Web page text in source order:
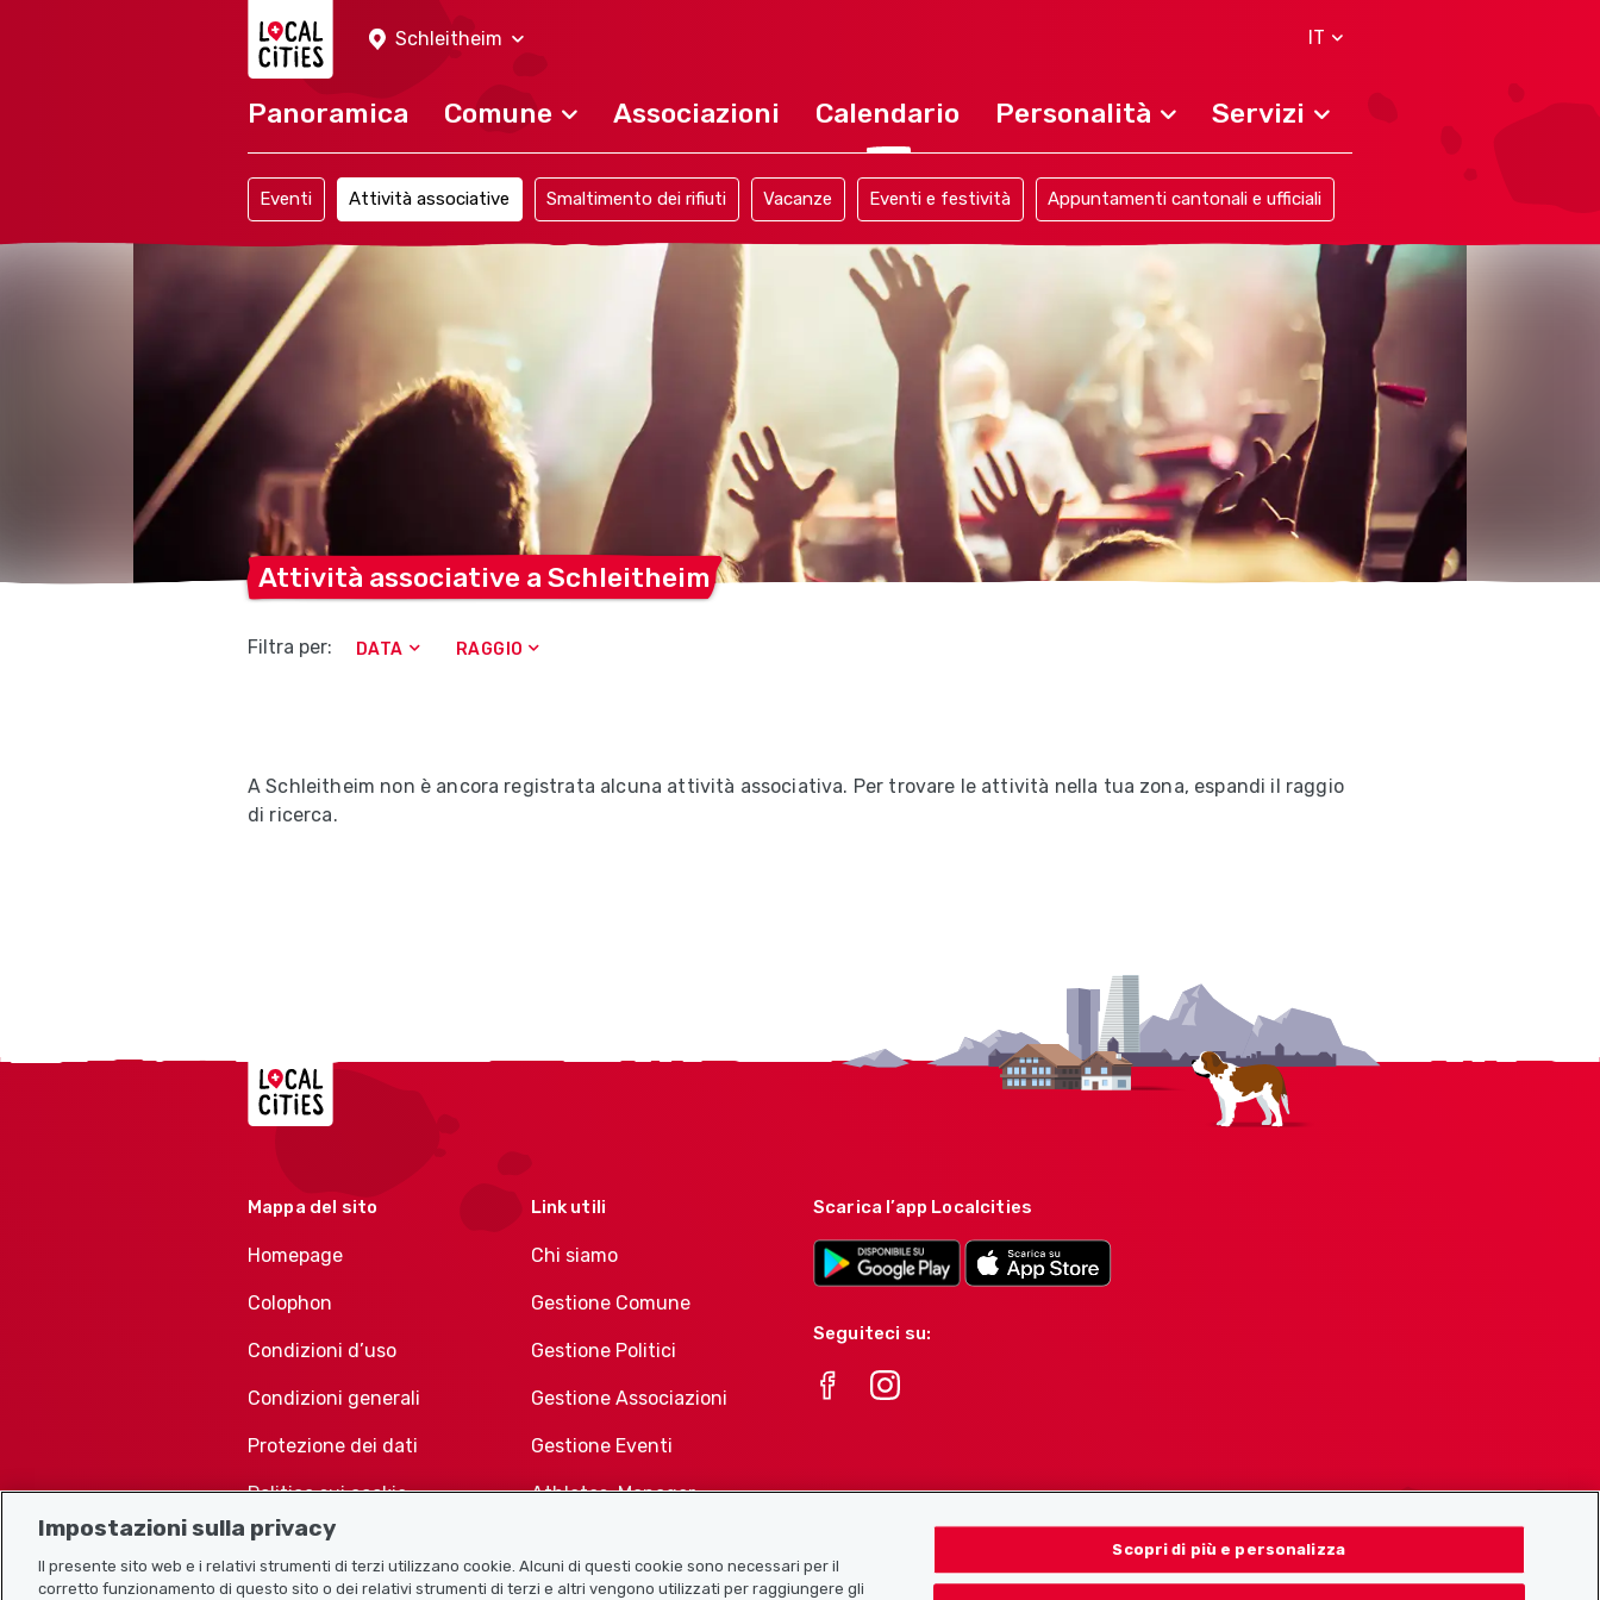
Schleitheim
IT
Panoramica Comune Associazioni Calendario Personalità Servizi
Eventi Attività associative Smaltimento dei rifiuti Vacanze Eventi e festività Appuntamenti cantonali e ufficiali
Attività associative a Schleitheim
Filtra per: DATA RAGGIO
A Schleitheim non è ancora registrata alcuna attività associativa. Per trovare le attività nella tua zona, espandi il raggio
di ricerca.
Localcities
Mappa del sito
Homepage
Colophon
Condizioni d’uso
Condizioni generali
Protezione dei dati
Politica sui cookie
Link utili
Chi siamo
Gestione Comune
Gestione Politici
Gestione Associazioni
Gestione Eventi
Athletes-Manager
Associazioni
Scarica l’app Localcities
Seguiteci su:
Impostazioni sulla privacy
Il presente sito web e i relativi strumenti di terzi utilizzano cookie. Alcuni di questi cookie sono necessari per il
corretto funzionamento di questo sito o dei relativi strumenti di terzi e altri vengono utilizzati per raggiungere gli
Scopri di più e personalizza